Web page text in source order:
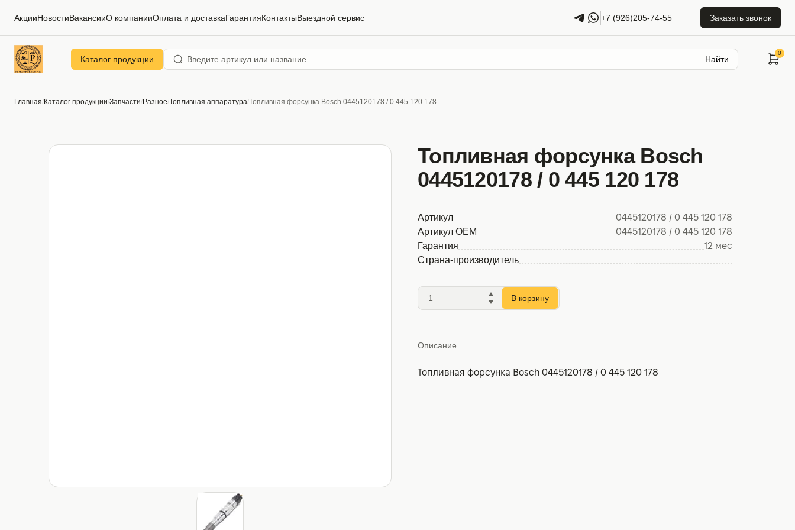
АкцииНовостиВакансииО компанииОплата и доставкаГарантияКонтактыВыездной сервис +7 (926)205-74-55 Заказать звонок
Каталог продукции Найти
Главная Каталог продукции Запчасти Разное Топливная аппаратура Топливная форсунка Bosch 0445120178 / 0 445 120 178
Топливная форсунка Bosch
0445120178 / 0 445 120 178
Артикул
0445120178 / 0 445 120 178
Артикул OEM
0445120178 / 0 445 120 178
Гарантия
12 мес
Страна-производитель
В корзину
Описание
Топливная форсунка Bosch 0445120178 / 0 445 120 178